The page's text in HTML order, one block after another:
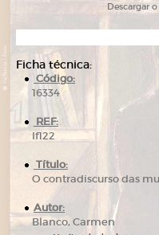
Descargar
Ficha técnica:
Código:
16334
REF:
If122
Título:
O contradiscurso das
Autor:
Blanco, Carmen